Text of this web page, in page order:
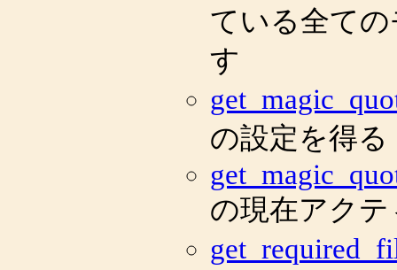
ている全て
す
の設定を得る
の現在アク